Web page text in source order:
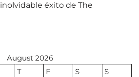
éxito de The
August 2026
T F S S